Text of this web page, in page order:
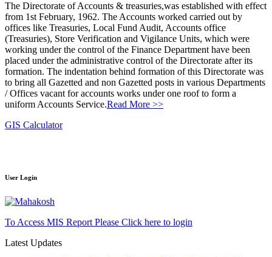
The Directorate of Accounts & treasuries,was established with effect
from 1st February, 1962. The Accounts worked carried out by
offices like Treasuries, Local Fund Audit, Accounts office
(Treasuries), Store Verification and Vigilance Units, which were
working under the control of the Finance Department have been
placed under the administrative control of the Directorate after its
formation. The indentation behind formation of this Directorate was
to bring all Gazetted and non Gazetted posts in various Departments
/ Offices vacant for accounts works under one roof to form a
uniform Accounts Service.Read More >>
GIS Calculator
User Login
To Access MIS Report Please Click here to login
Latest Updates